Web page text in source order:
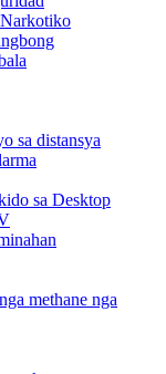
sa distansya
sa Desktop
methane nga